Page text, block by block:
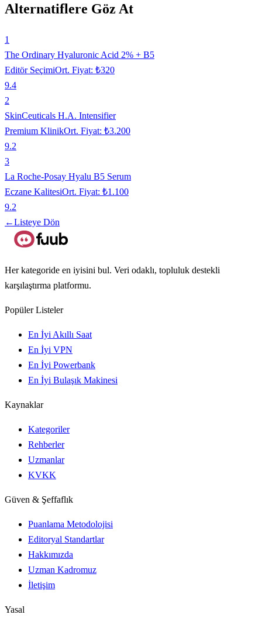
Alternatiflere Göz At
1
The Ordinary Hyaluronic Acid 2% + B5
Editör SeçimiOrt. Fiyat: ₺320
9.4
2
SkinCeuticals H.A. Intensifier
Premium KlinikOrt. Fiyat: ₺3.200
9.2
3
La Roche-Posay Hyalu B5 Serum
Eczane KalitesiOrt. Fiyat: ₺1.100
9.2
←Listeye Dön
Her kategoride en iyisini bul. Veri odaklı, topluluk destekli
karşılaştırma platformu.
Popüler Listeler
En İyi Akıllı Saat
En İyi VPN
En İyi Powerbank
En İyi Bulaşık Makinesi
Kaynaklar
Kategoriler
Rehberler
Uzmanlar
KVKK
Güven & Şeffaflık
Puanlama Metodolojisi
Editoryal Standartlar
Hakkımızda
Uzman Kadromuz
İletişim
Yasal